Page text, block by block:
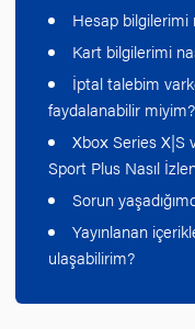
Hesap bilgilerimi
Kart bilgilerimi
İptal talebim
faydalanabilir miyim?
Xbox Series X|S
Sport Plus Nasıl
Sorun
Yayınlanan
ulaşabilirim?